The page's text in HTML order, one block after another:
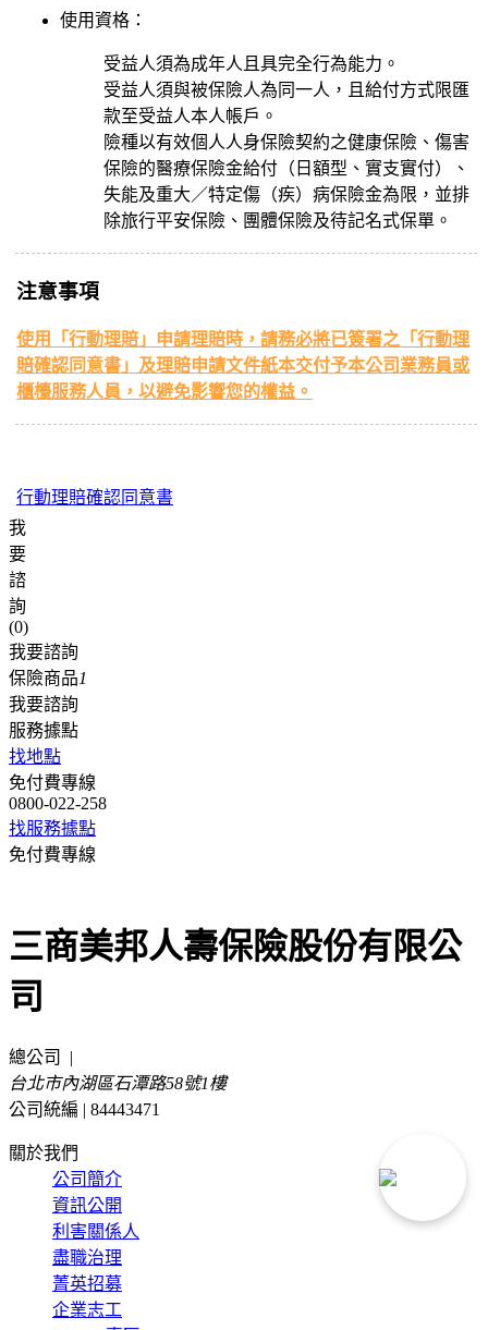
使用資格：
受益人須為成年人且具完全行為能力。
受益人須與被保險人為同一人，且給付方式限匯
款至受益人本人帳戶。
險種以有效個人人身保險契約之健康保險、傷害
保險的醫療保險金給付（日額型、實支實付）、
失能及重大／特定傷（疾）病保險金為限，並排
除旅行平安保險、團體保險及待記名式保單。
注意事項
使用「行動理賠」申請理賠時，請務必將已簽署之「行動理
賠確認同意書」及理賠申請文件紙本交付予本公司業務員或
櫃檯服務人員，以避免影響您的權益。
行動理賠確認同意書
我
要
諮
詢
(0)
我要諮詢
保險商品1
我要諮詢
服務據點
找地點
免付費專線
0800-022-258
找服務據點
免付費專線
三商美邦人壽保險股份有限公
司
總公司
|
台北市內湖區石潭路58號1樓
公司統編 | 84443471
關於我們
公司簡介
資訊公開
利害關係人
盡職治理
菁英招募
企業志工